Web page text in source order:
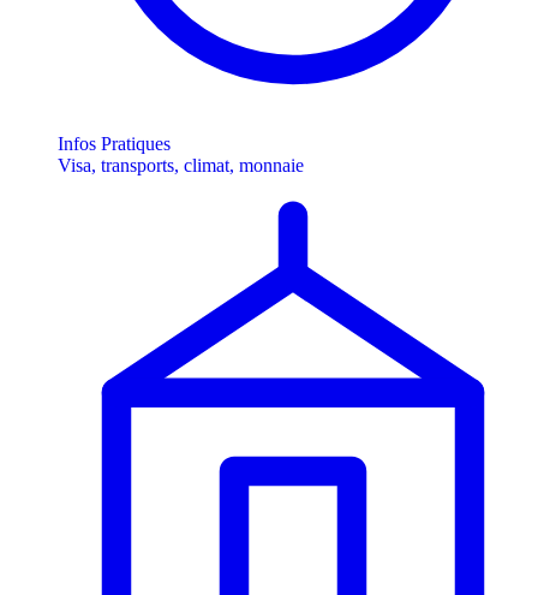
Infos Pratiques
Visa, transports, climat, monnaie